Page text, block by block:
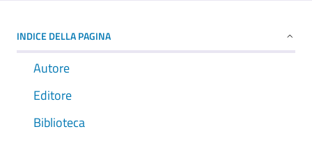
INDICE DELLA PAGINA
Autore
Editore
Biblioteca